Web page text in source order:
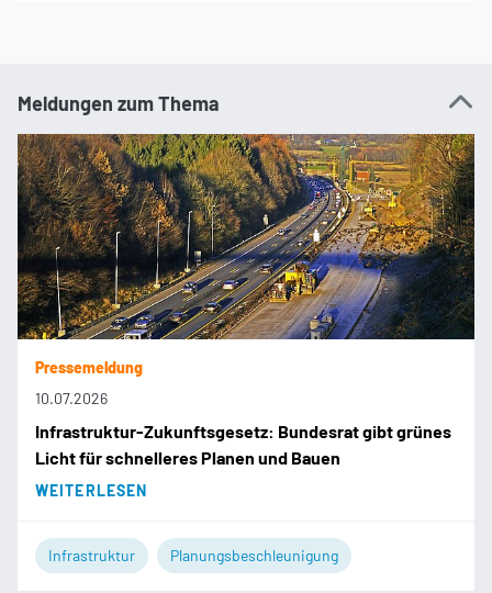
Meldungen zum Thema
Pressemeldung
10.07.2026
Infrastruktur-Zukunftsgesetz: Bundesrat gibt grünes
Licht für schnelleres Planen und Bauen
WEITERLESEN
Infrastruktur Planungsbeschleunigung